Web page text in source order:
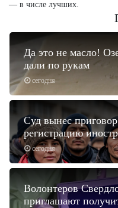
— в числе лучших.
сегодня
Да это не масло!
дали по рукам
сегодня
Суд вынес
регистрацию
Волонтеров
приглашают